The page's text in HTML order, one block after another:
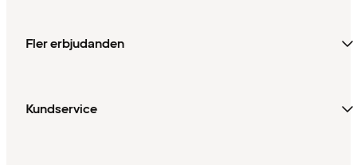
Fler erbjudanden
Kundservice